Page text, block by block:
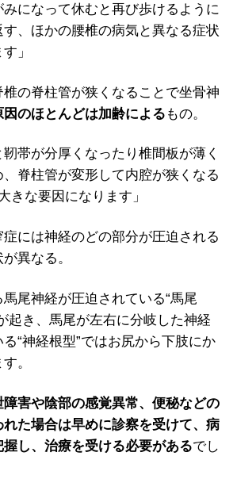
になって休むと再び歩けるように
、ほかの腰椎の病気と異なる症状
」
の脊柱管が狭くなることで坐骨神
因のほとんどは加齢による もの。
靭帯が分厚くなったり椎間板が薄く
脊柱管が変形して内腔が狭くなる
きな要因になります」
には神経のどの部分が圧迫される
異なる。
馬尾神経が圧迫されている“馬尾
起き、馬尾が左右に分岐した神経
“神経根型”ではお尻から下肢にか
。
害や陰部の感覚異常、便秘などの
た場合は早めに診察を受けて、病
し、治療を受ける必要があるでし